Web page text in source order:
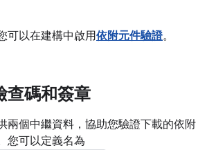
可以在建構中啟用依附元件驗證。
查碼和簽章
兩個中繼資料，協助您驗證下載的依附
您可以定義名為